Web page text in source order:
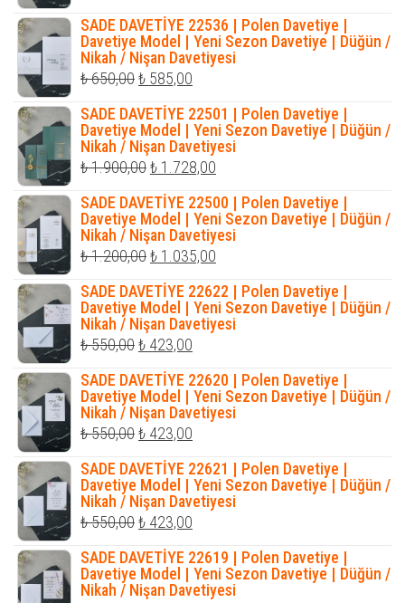
fiyat:
₺ 990,00.fiyat:
₺ 810,00.
SADE DAVETİYE 22536 | Polen Davetiye |
Davetiye Model | Yeni Sezon Davetiye | Düğün /
Nikah / Nişan Davetiyesi
₺650,00Orijinal
fiyat:
₺ 650,00.
₺ 585,00
fiyat:
₺ 585,00.
SADE DAVETİYE 22501 | Polen Davetiye |
Davetiye Model | Yeni Sezon Davetiye | Düğün /
Nikah / Nişan Davetiyesi
₺1.900,00Orijinal
fiyat:
₺ 1.900,00.
₺ 1.728,00
fiyat:
₺ 1.728,00.
SADE DAVETİYE 22500 | Polen Davetiye |
Davetiye Model | Yeni Sezon Davetiye | Düğün /
Nikah / Nişan Davetiyesi
₺1.200,00Orijinal
fiyat:
₺ 1.200,00.
₺ 1.035,00
fiyat:
₺ 1.035,00.
SADE DAVETİYE 22622 | Polen Davetiye |
Davetiye Model | Yeni Sezon Davetiye | Düğün /
Nikah / Nişan Davetiyesi
₺550,00Orijinal
fiyat:
₺ 550,00.
₺ 423,00
fiyat:
₺ 423,00.
SADE DAVETİYE 22620 | Polen Davetiye |
Davetiye Model | Yeni Sezon Davetiye | Düğün /
Nikah / Nişan Davetiyesi
₺550,00Orijinal
fiyat:
₺ 550,00.
₺ 423,00
fiyat:
₺ 423,00.
SADE DAVETİYE 22621 | Polen Davetiye |
Davetiye Model | Yeni Sezon Davetiye | Düğün /
Nikah / Nişan Davetiyesi
₺550,00Orijinal
fiyat:
₺ 550,00.
₺ 423,00
fiyat:
₺ 423,00.
SADE DAVETİYE 22619 | Polen Davetiye |
Davetiye Model | Yeni Sezon Davetiye | Düğün /
Nikah / Nişan Davetiyesi